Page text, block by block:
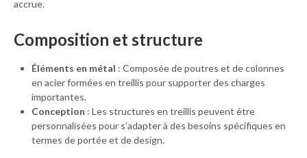
accrue.
Composition et structure
Éléments en métal : Composée de poutres et de colonnes
en acier formées en treillis pour supporter des charges
importantes.
Conception : Les structures en treillis peuvent être
personnalisées pour s’adapter à des besoins spécifiques en
termes de portée et de design.